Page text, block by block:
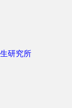
研究所